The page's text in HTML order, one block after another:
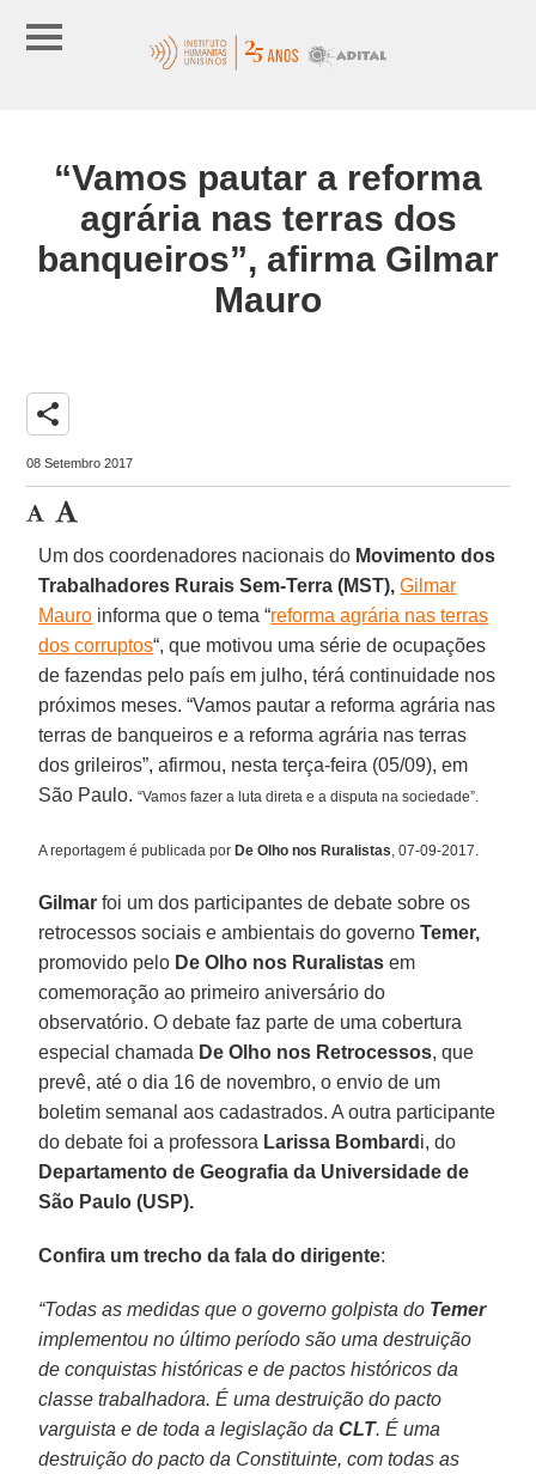
“Vamos pautar a reforma
agrária nas terras dos
banqueiros”, afirma Gilmar
Mauro
share
08 Setembro 2017
Um dos coordenadores nacionais do Movimento dos
Trabalhadores Rurais Sem-Terra (MST),Gilmar
Mauro informa que o tema “reforma agrária nas terras
dos corruptos“, que motivou uma série de ocupações
de fazendas pelo país em julho, térá continuidade nos
próximos meses. “Vamos pautar a reforma agrária nas
terras de banqueiros e a reforma agrária nas terras
dos grileiros”, afirmou, nesta terça-feira (05/09), em
São Paulo.“Vamos fazer a luta direta e a disputa na sociedade”.
A reportagem é publicada porDe Olho nos Ruralistas , 07-09-2017.
Gilmar foi um dos participantes de debate sobre os
retrocessos sociais e ambientais do governoTemer,
promovido pelo De Olho nos Ruralistas em
comemoração ao primeiro aniversário do
observatório. O debate faz parte de uma cobertura
especial chamada De Olho nos Retrocessos, que
prevê, até o dia 16 de novembro, o envio de um
boletim semanal aos cadastrados. A outra participante
do debate foi a professora Larissa Bombard i, do
Departamento de Geografia da Universidade de
São Paulo (USP).
Confira um trecho da fala do dirigente:
“Todas as medidas que o governo golpista do Temer
implementou no último período são uma destruição
de conquistas históricas e de pactos históricos da
classe trabalhadora. É uma destruição do pacto
varguista e de toda a legislação daCLT. É uma
destruição do pacto da Constituinte, com todas as